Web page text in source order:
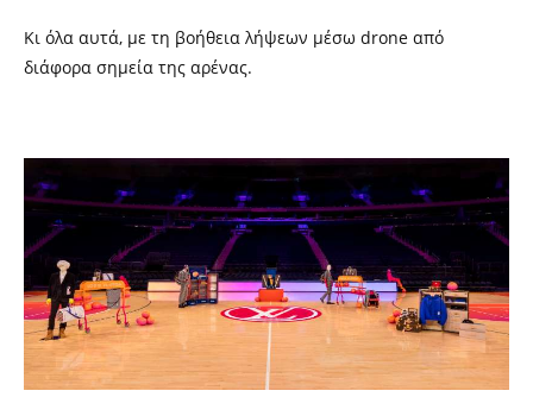
Κι όλα αυτά, με τη βοήθεια λήψεων μέσω drone από
διάφορα σημεία της αρένας.